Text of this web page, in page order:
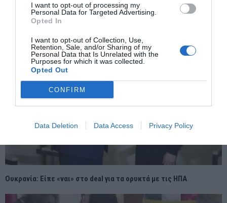
I want to opt-out of processing my
Personal Data for Targeted Advertising.
Opted In
I want to opt-out of Collection, Use,
Retention, Sale, and/or Sharing of my
Personal Data that Is Unrelated with the
Purposes for which it was collected.
Opted Out
CONFIRM
Data Deletion Data Access Privacy Policy
ΣΧΕΤΙΚΈΣ ΑΝΑΡΤΉΣΕΙΣ
Ουκρανία: Είπε «ναι» στο deal για τα ορυκτά με τις ΗΠΑ